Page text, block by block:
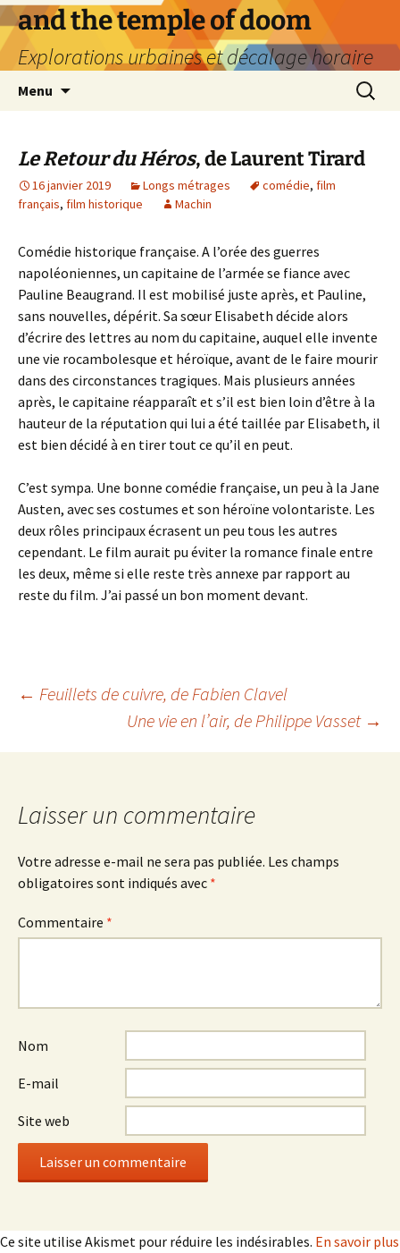
Aller
au
contenu
and the temple of doom
Explorations urbaines et décalage horaire
Menu
Le Retour du Héros, de Laurent Tirard
16 janvier 2019 Longs métrages comédie, film
français, film historique Machin
Comédie historique française. A l’orée des guerres
napoléoniennes, un capitaine de l’armée se fiance avec
Pauline Beaugrand. Il est mobilisé juste après, et Pauline,
sans nouvelles, dépérit. Sa sœur Elisabeth décide alors
d’écrire des lettres au nom du capitaine, auquel elle invente
une vie rocambolesque et héroïque, avant de le faire mourir
dans des circonstances tragiques. Mais plusieurs années
après, le capitaine réapparaît et s’il est bien loin d’être à la
hauteur de la réputation qui lui a été taillée par Elisabeth, il
est bien décidé à en tirer tout ce qu’il en peut.
C’est sympa. Une bonne comédie française, un peu à la Jane
Austen, avec ses costumes et son héroïne volontariste. Les
deux rôles principaux écrasent un peu tous les autres
cependant. Le film aurait pu éviter la romance finale entre
les deux, même si elle reste très annexe par rapport au
reste du film. J’ai passé un bon moment devant.
Navigation
des
articles
← Feuillets de cuivre, de Fabien Clavel
Une vie en l’air, de Philippe Vasset →
Laisser un commentaire
Votre adresse e-mail ne sera pas publiée. Les champs
obligatoires sont indiqués avec *
Commentaire *
Nom
E-mail
Site web
Ce site utilise Akismet pour réduire les indésirables. En savoir plus